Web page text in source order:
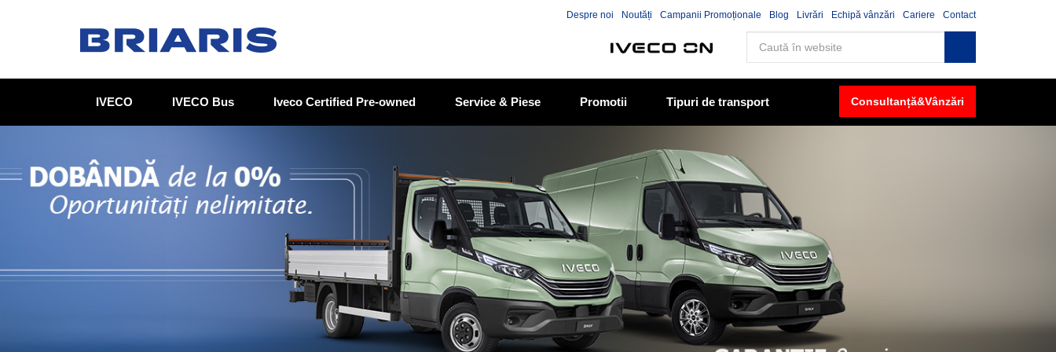
Consultanță&Vânzări
IVECO IVECO Bus Iveco Certified Pre-owned Service & Piese Promotii Tipuri de transport
Despre noi Noutăți Campanii Promoționale Blog Livrări Echipă vânzări Cariere Contact